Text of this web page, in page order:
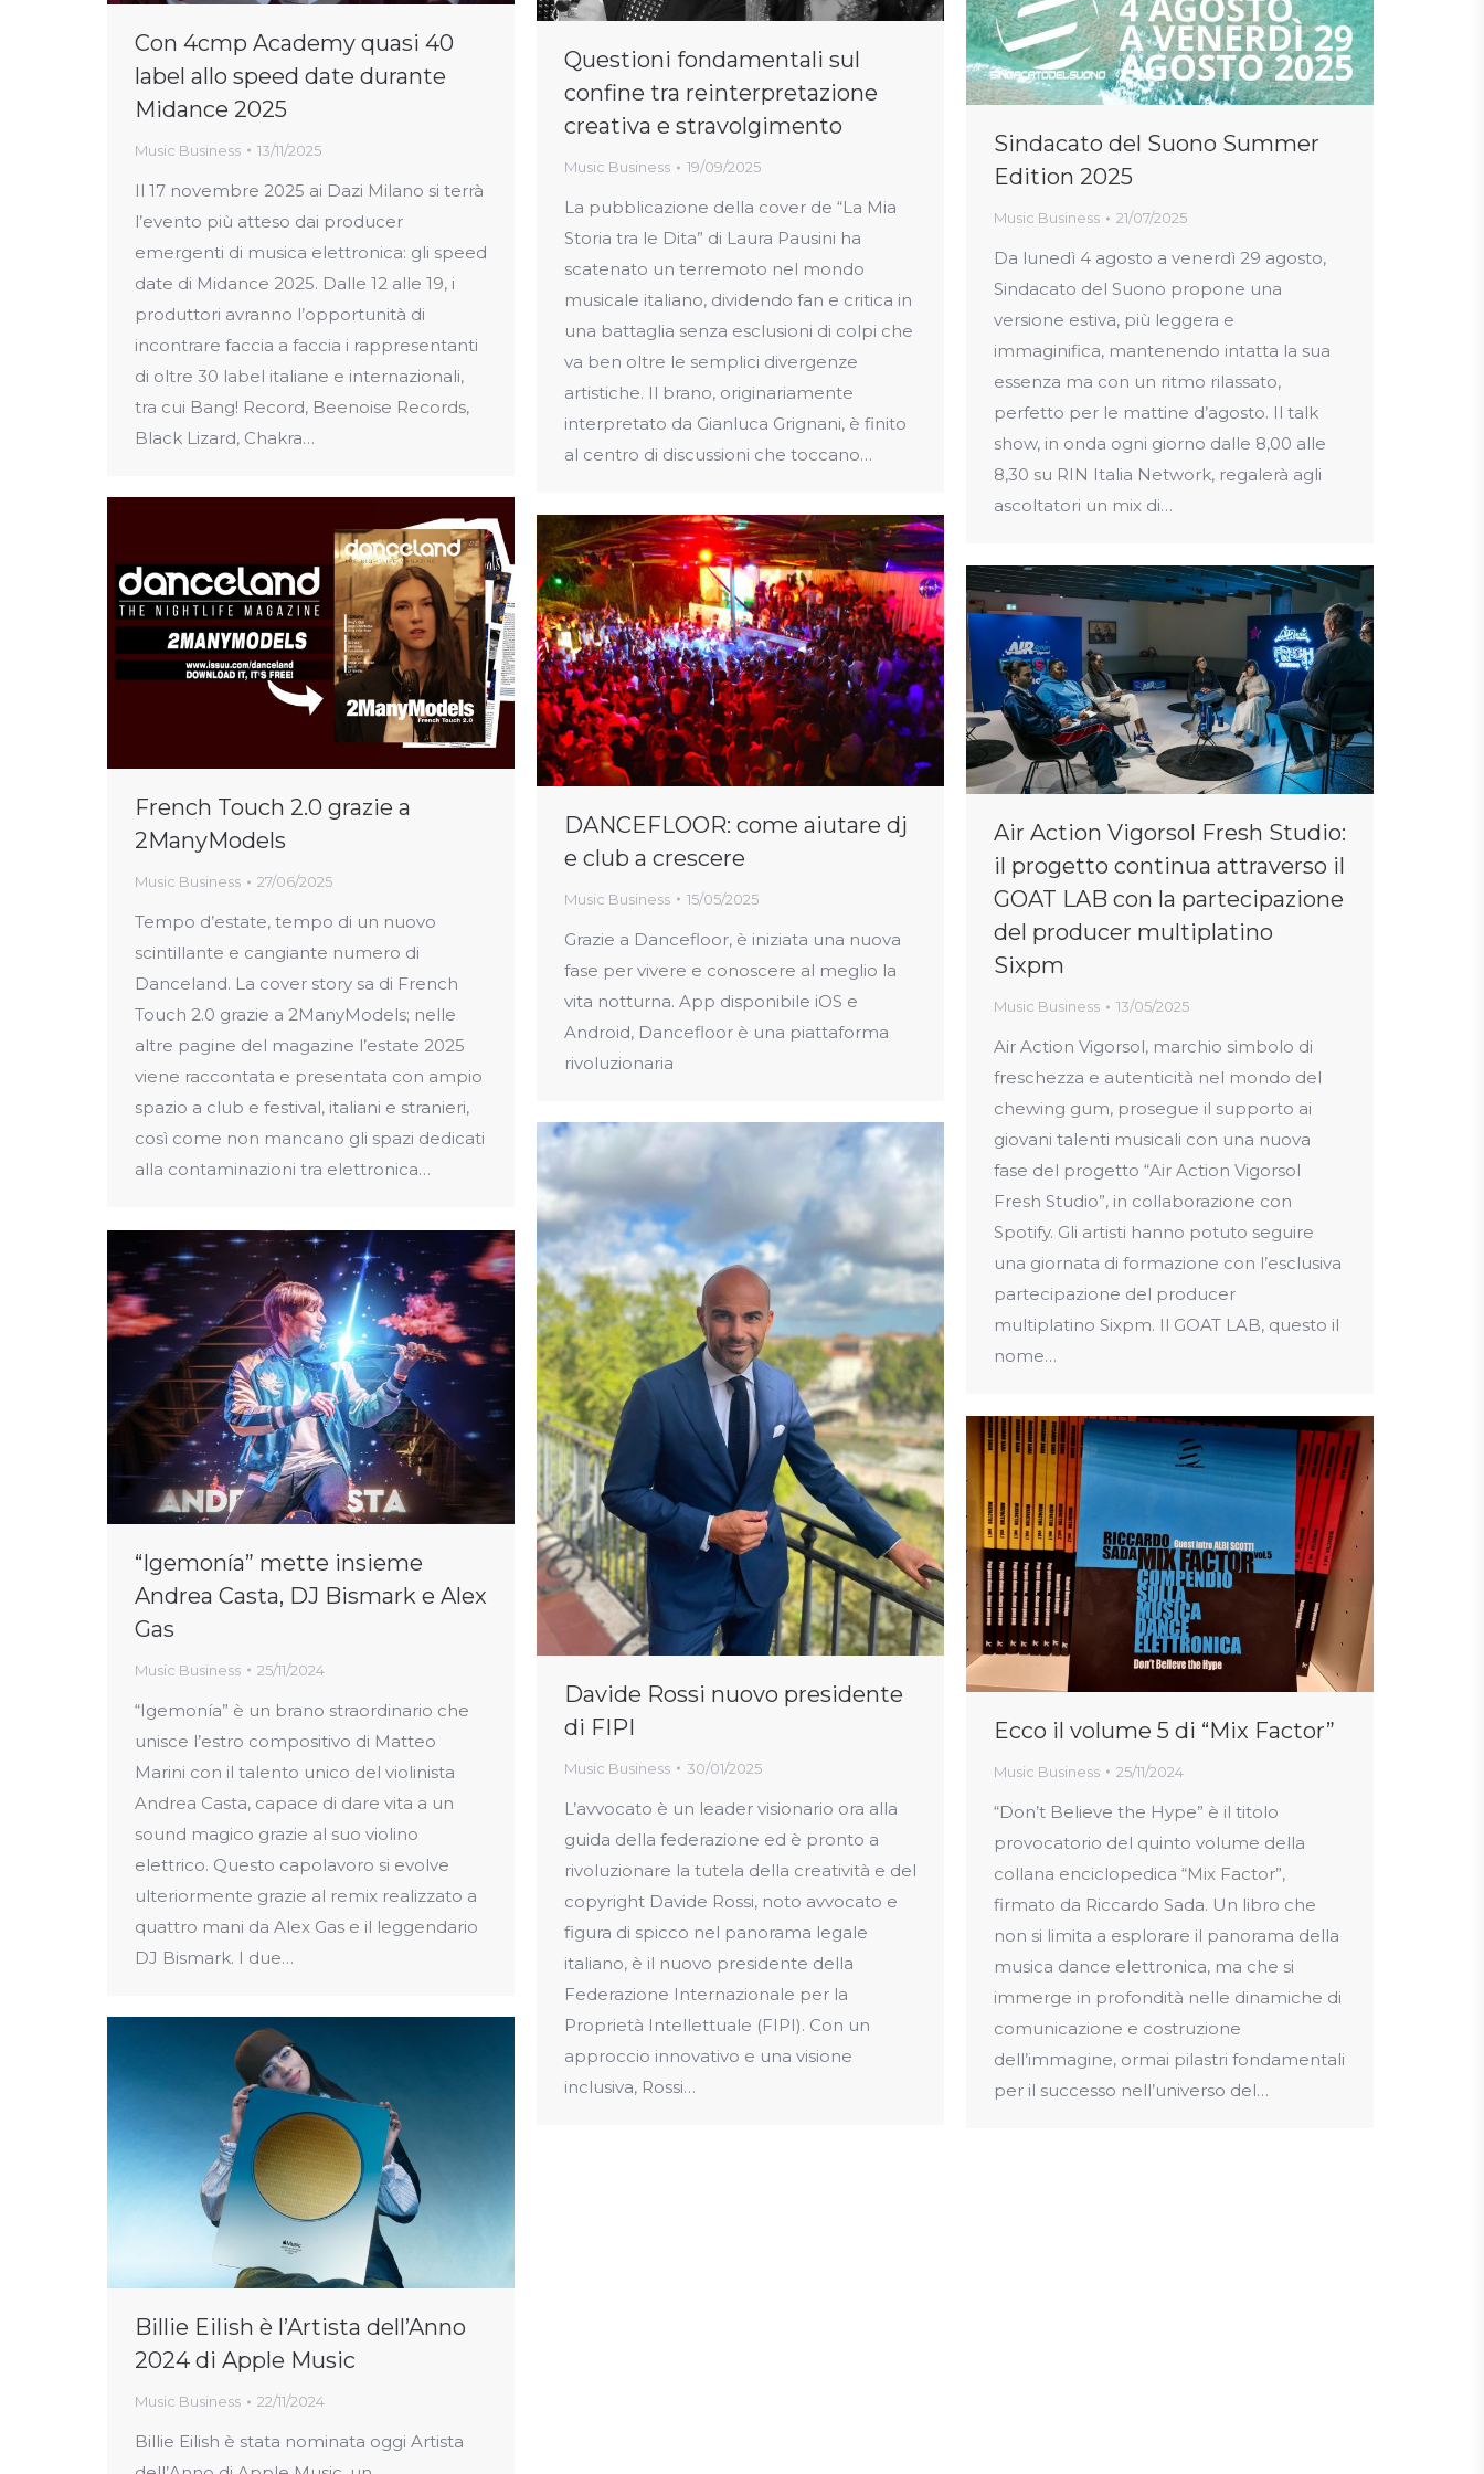
Con 4cmp Academy quasi 40
label allo speed date durante
Midance 2025
Music Business 13/11/2025
Il 17 novembre 2025 ai Dazi Milano si terrà
l’evento più atteso dai producer
emergenti di musica elettronica: gli speed
date di Midance 2025. Dalle 12 alle 19, i
produttori avranno l’opportunità di
incontrare faccia a faccia i rappresentanti
di oltre 30 label italiane e internazionali,
tra cui Bang! Record, Beenoise Records,
Black Lizard, Chakra…
Questioni fondamentali sul
confine tra reinterpretazione
creativa e stravolgimento
Music Business 19/09/2025
La pubblicazione della cover de “La Mia
Storia tra le Dita” di Laura Pausini ha
scatenato un terremoto nel mondo
musicale italiano, dividendo fan e critica in
una battaglia senza esclusioni di colpi che
va ben oltre le semplici divergenze
artistiche. Il brano, originariamente
interpretato da Gianluca Grignani, è finito
al centro di discussioni che toccano…
Sindacato del Suono Summer
Edition 2025
Music Business 21/07/2025
Da lunedì 4 agosto a venerdì 29 agosto,
Sindacato del Suono propone una
versione estiva, più leggera e
immaginifica, mantenendo intatta la sua
essenza ma con un ritmo rilassato,
perfetto per le mattine d’agosto. Il talk
show, in onda ogni giorno dalle 8,00 alle
8,30 su RIN Italia Network, regalerà agli
ascoltatori un mix di…
French Touch 2.0 grazie a
2ManyModels
Music Business 27/06/2025
Tempo d’estate, tempo di un nuovo
scintillante e cangiante numero di
Danceland. La cover story sa di French
Touch 2.0 grazie a 2ManyModels; nelle
altre pagine del magazine l’estate 2025
viene raccontata e presentata con ampio
spazio a club e festival, italiani e stranieri,
così come non mancano gli spazi dedicati
alla contaminazioni tra elettronica…
DANCEFLOOR: come aiutare dj
e club a crescere
Music Business 15/05/2025
Grazie a Dancefloor, è iniziata una nuova
fase per vivere e conoscere al meglio la
vita notturna. App disponibile iOS e
Android, Dancefloor è una piattaforma
rivoluzionaria
Air Action Vigorsol Fresh Studio:
il progetto continua attraverso il
GOAT LAB con la partecipazione
del producer multiplatino
Sixpm
Music Business 13/05/2025
Air Action Vigorsol, marchio simbolo di
freschezza e autenticità nel mondo del
chewing gum, prosegue il supporto ai
giovani talenti musicali con una nuova
fase del progetto “Air Action Vigorsol
Fresh Studio”, in collaborazione con
Spotify. Gli artisti hanno potuto seguire
una giornata di formazione con l’esclusiva
partecipazione del producer
multiplatino Sixpm. Il GOAT LAB, questo il
nome…
Davide Rossi nuovo presidente
di FIPI
Music Business 30/01/2025
L’avvocato è un leader visionario ora alla
guida della federazione ed è pronto a
rivoluzionare la tutela della creatività e del
copyright Davide Rossi, noto avvocato e
figura di spicco nel panorama legale
italiano, è il nuovo presidente della
Federazione Internazionale per la
Proprietà Intellettuale (FIPI). Con un
approccio innovativo e una visione
inclusiva, Rossi…
“Igemonía” mette insieme
Andrea Casta, DJ Bismark e Alex
Gas
Music Business 25/11/2024
“Igemonía” è un brano straordinario che
unisce l’estro compositivo di Matteo
Marini con il talento unico del violinista
Andrea Casta, capace di dare vita a un
sound magico grazie al suo violino
elettrico. Questo capolavoro si evolve
ulteriormente grazie al remix realizzato a
quattro mani da Alex Gas e il leggendario
DJ Bismark. I due…
Ecco il volume 5 di “Mix Factor”
Music Business 25/11/2024
“Don’t Believe the Hype” è il titolo
provocatorio del quinto volume della
collana enciclopedica “Mix Factor”,
firmato da Riccardo Sada. Un libro che
non si limita a esplorare il panorama della
musica dance elettronica, ma che si
immerge in profondità nelle dinamiche di
comunicazione e costruzione
dell’immagine, ormai pilastri fondamentali
per il successo nell’universo del…
Billie Eilish è l’Artista dell’Anno
2024 di Apple Music
Music Business 22/11/2024
Billie Eilish è stata nominata oggi Artista